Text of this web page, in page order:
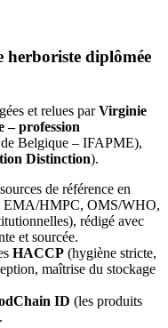
diplômée
et relues parVirginie
– profession
Belgique – IFAPME),
Distinction).
de référence en
EMA/HMPC, OMS/WHO,
rédigé avec
et sourcée.
HACCP (hygiène stricte,
maîtrise du stockage
ID (les produits